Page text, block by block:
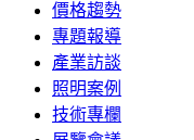
價格趨勢
專題報導
產業訪談
照明案例
技術專欄